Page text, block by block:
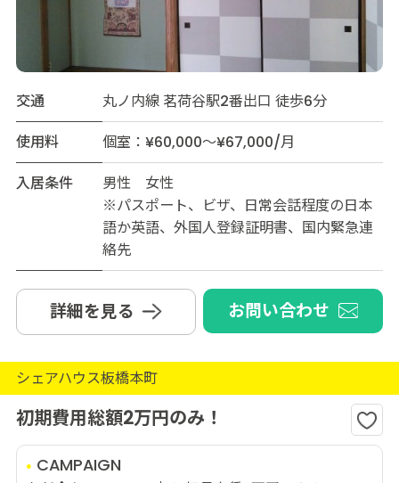
交通
丸ノ内線 茗荷谷駅2番出口 徒歩6分
使用料
個室：¥60,000～¥67,000/月
入居条件
男性 女性
※パスポート、ビザ、日常会話程度の日本
語か英語、外国人登録証明書、国内緊急連
絡先
詳細を見る お問い合わせ
シェアハウス板橋本町
初期費用総額2万円のみ！
CAMPAIGN